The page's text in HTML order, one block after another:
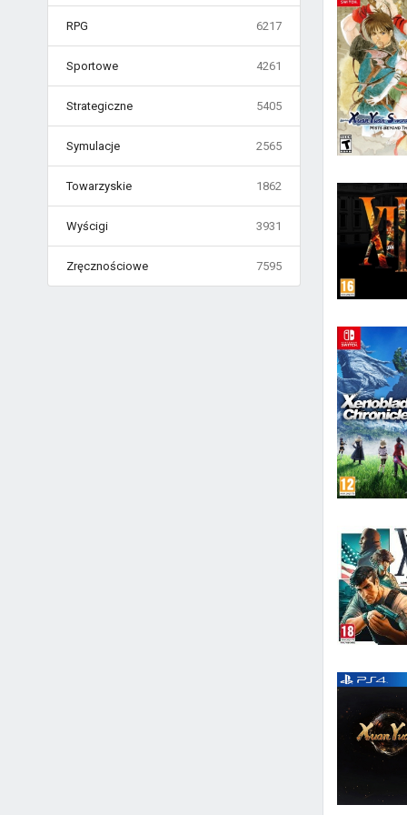
RPG 6217
Sportowe 4261
Strategiczne 5405
Symulacje 2565
Towarzyskie 1862
Wyścigi 3931
Zręcznościowe 7595